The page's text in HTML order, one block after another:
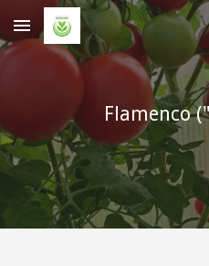
Skip to main content
Flamenco